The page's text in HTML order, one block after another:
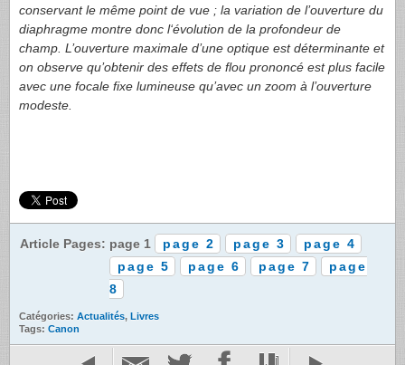
conservant le même point de vue ; la variation de l’ouverture du
diaphragme montre donc l‘évolution de la profondeur de
champ. L’ouverture maximale d’une optique est déterminante et
on observe qu’obtenir des effets de flou prononcé est plus facile
avec une focale fixe lumineuse qu’avec un zoom à l’ouverture
modeste.
Article Pages: page 1 page 2 page 3
page 4
page 5
page 6 page 7
page
8
Catégories: Actualités, Livres
Tags: Canon